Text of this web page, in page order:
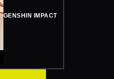
GENSHIN IMPACT